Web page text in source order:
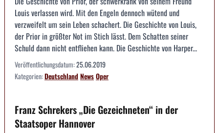
Louis verlassen wird. Mit den Engeln dennoch wütend und
verzweifelt um sein Leben schachert. Die Geschichte von Louis,
der Prior in größter Not im Stich lässt. Dem Schatten seiner
Schuld dann nicht entfliehen kann. Die Geschichte von Harper...
Veröffentlichungsdatum:25.06.2019
Kategorien:DeutschlandNewsOper
Franz Schrekers „Die Gezeichneten“ in der
Staatsoper Hannover